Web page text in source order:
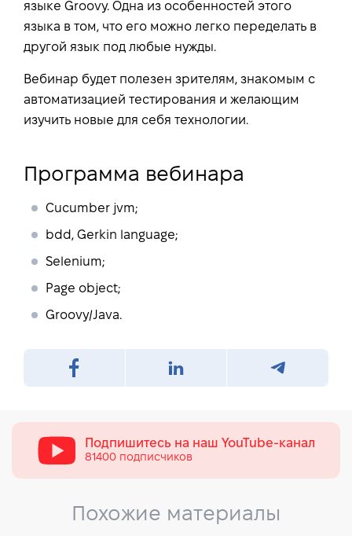
языке Groovy. Одна из особенностей этого
языка в том, что его можно легко переделать в
другой язык под любые нужды.
Вебинар будет полезен зрителям, знакомым с
автоматизацией тестирования и желающим
изучить новые для себя технологии.
Программа вебинара
Cucumber jvm;
bdd, Gerkin language;
Selenium;
Page object;
Groovy/Java.
Подпишитесь на наш YouTube-канал
81400 подписчиков
Похожие материалы